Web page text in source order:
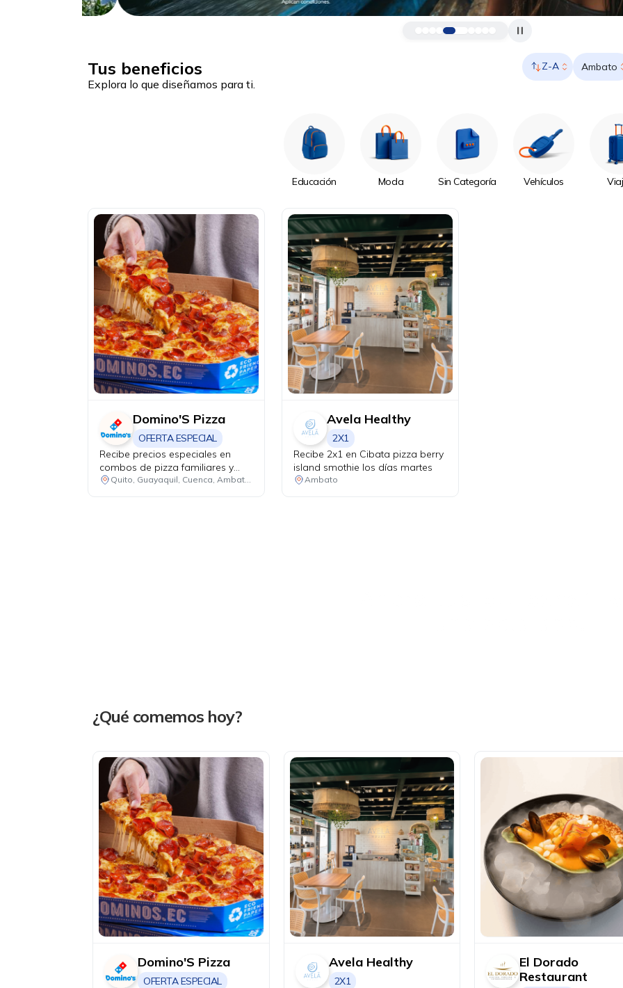
Tus beneficios
Explora lo que diseñamos para ti.
Z-A Ambato
Educación Moda Sin Categoría Vehículos
Domino'S Pizza
OFERTA ESPECIAL
Recibe precios especiales en
combos de pizza familiares y
medianos. Promoción 1: 2 pizzas
Quito, Guayaquil, Cuenca, Ambato, Santo Domingo
Avela Healthy
2X1
Recibe 2x1 en Cibata pizza berry
island smothie los días martes
Ambato
¿Qué comemos hoy?
Domino'S Pizza
OFERTA ESPECIAL
Avela Healthy
2X1
El Dorado
Restaurant